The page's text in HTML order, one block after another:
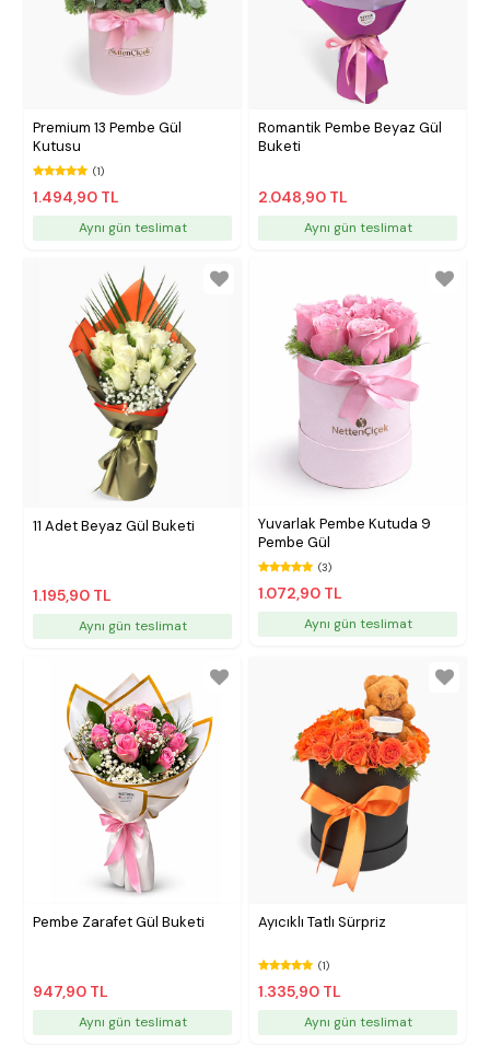
Premium 13 Pembe Gül
Kutusu
(1)
1.494,90 TL
Aynı gün teslimat
Romantik Pembe Beyaz Gül
Buketi
2.048,90 TL
Aynı gün teslimat
11 Adet Beyaz Gül Buketi
1.195,90 TL
Aynı gün teslimat
Yuvarlak Pembe Kutuda 9
Pembe Gül
(3)
1.072,90 TL
Aynı gün teslimat
Pembe Zarafet Gül Buketi
947,90 TL
Aynı gün teslimat
Ayıcıklı Tatlı Sürpriz
(1)
1.335,90 TL
Aynı gün teslimat